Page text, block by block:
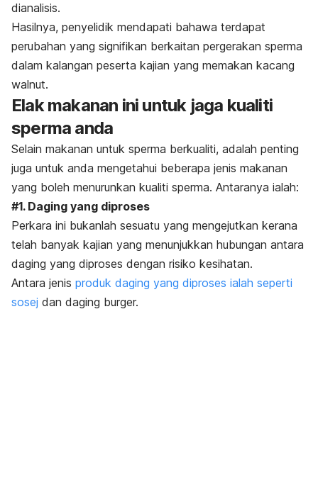
dianalisis.
Hasilnya, penyelidik mendapati bahawa terdapat
perubahan yang signifikan berkaitan pergerakan sperma
dalam kalangan peserta kajian yang memakan kacang
walnut.
Elak makanan ini untuk jaga kualiti
sperma anda
Selain makanan untuk sperma berkualiti, adalah penting
juga untuk anda mengetahui beberapa jenis makanan
yang boleh menurunkan kualiti sperma. Antaranya ialah:
#1. Daging yang diproses
Perkara ini bukanlah sesuatu yang mengejutkan kerana
telah banyak kajian yang menunjukkan hubungan antara
daging yang diproses dengan risiko kesihatan.
Antara jenis produk daging yang diproses ialah seperti
sosej dan daging burger.